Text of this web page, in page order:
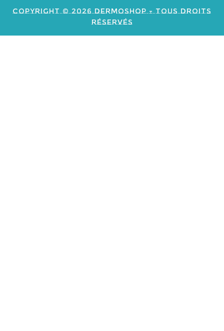
Copyright © 2026 Dermoshop - Tous Droits
Réservés